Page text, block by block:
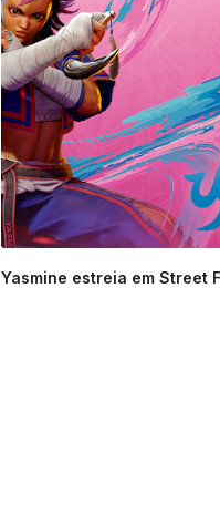
Yasmine estreia em Street